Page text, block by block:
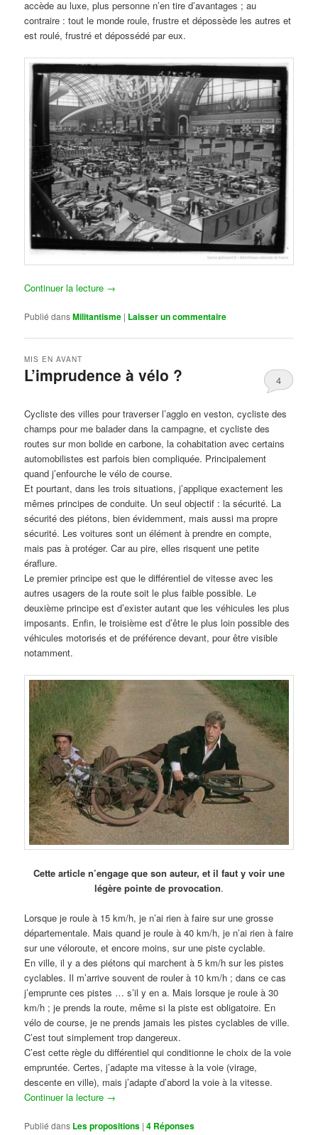
accède au luxe, plus personne n’en tire d’avantages ; au
contraire : tout le monde roule, frustre et dépossède les autres et
est roulé, frustré et dépossédé par eux.
Continuer la lecture →
Publié dansMilitantisme | Laisser un commentaire
L’imprudence à vélo ?
MIS EN AVANT
4
Cycliste des villes pour traverser l’agglo en veston, cycliste des
champs pour me balader dans la campagne, et cycliste des
routes sur mon bolide en carbone, la cohabitation avec certains
automobilistes est parfois bien compliquée. Principalement
quand j’enfourche le vélo de course.
Et pourtant, dans les trois situations, j’applique exactement les
mêmes principes de conduite. Un seul objectif : la sécurité. La
sécurité des piétons, bien évidemment, mais aussi ma propre
sécurité. Les voitures sont un élément à prendre en compte,
mais pas à protéger. Car au pire, elles risquent une petite
éraflure.
Le premier principe est que le différentiel de vitesse avec les
autres usagers de la route soit le plus faible possible. Le
deuxième principe est d’exister autant que les véhicules les plus
imposants. Enfin, le troisième est d’être le plus loin possible des
véhicules motorisés et de préférence devant, pour être visible
notamment.
Cette article n’engage que son auteur, et il faut y voir une
légère pointe de provocation.
Lorsque je roule à 15 km/h, je n’ai rien à faire sur une grosse
départementale. Mais quand je roule à 40 km/h, je n’ai rien à faire
sur une véloroute, et encore moins, sur une piste cyclable.
En ville, il y a des piétons qui marchent à 5 km/h sur les pistes
cyclables. Il m’arrive souvent de rouler à 10 km/h ; dans ce cas
j’emprunte ces pistes … s’il y en a. Mais lorsque je roule à 30
km/h ; je prends la route, même si la piste est obligatoire. En
vélo de course, je ne prends jamais les pistes cyclables de ville.
C’est tout simplement trop dangereux.
C’est cette règle du différentiel qui conditionne le choix de la voie
empruntée. Certes, j’adapte ma vitesse à la voie (virage,
descente en ville), mais j’adapte d’abord la voie à la vitesse.
Continuer la lecture →
Publié dans Les propositions |4 Réponses